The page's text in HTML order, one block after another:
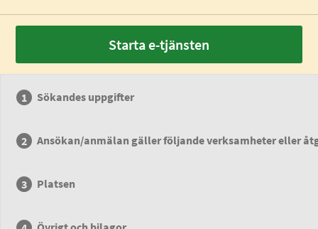
Starta e-tjänsten
Sökandes uppgifter
Ansökan/anmälan gäller följande verksamheter eller
Platsen